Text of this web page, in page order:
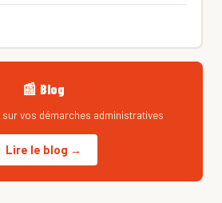
📰 Blog
sur vos démarches administratives
Lire le blog →